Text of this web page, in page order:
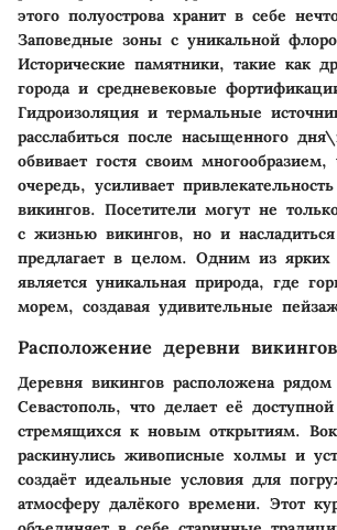
этого полуострова хранит в себе
Заповедные зоны с уникальной
Исторические памятники, такие как
города и средневековые
Гидроизоляция и термальные
расслабиться после насыщенного
обвивает гостя своим
очередь, усиливает
викингов. Посетители могут не
с жизнью викингов, но и
предлагает в целом. Одним из ярких
является уникальная природа, где
морем, создавая удивительные
Расположение деревни викингов
Деревня викингов расположена
Севастополь, что делает её
стремящихся к новым открытиям.
раскинулись живописные холмы и
создаёт идеальные условия для
атмосферу далёкого времени. Этот